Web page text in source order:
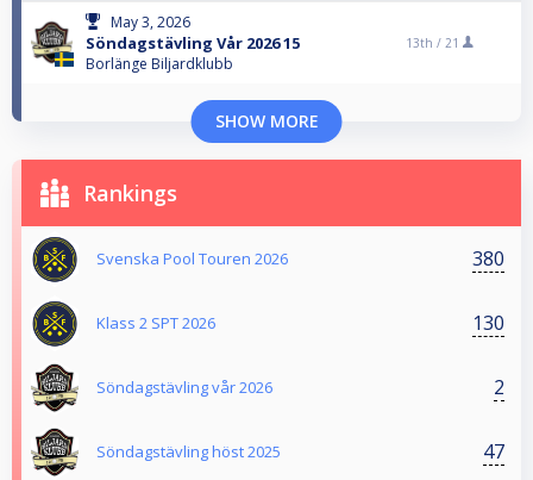
May 3, 2026
Söndagstävling Vår 2026 15
Borlänge Biljardklubb
13th / 21
SHOW MORE
Rankings
Svenska Pool Touren 2026 380
Klass 2 SPT 2026 130
Söndagstävling vår 2026 2
Söndagstävling höst 2025 47